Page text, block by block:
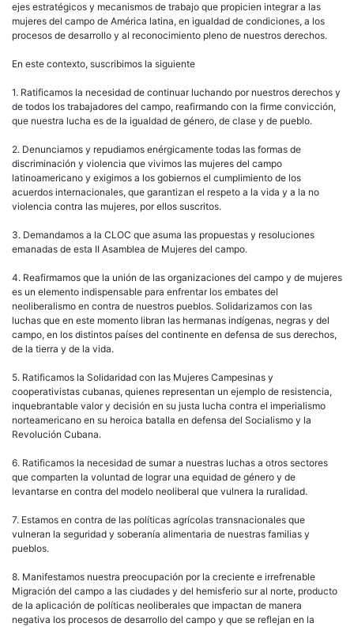
ejes estratégicos y mecanismos de trabajo que propicien integrar a las
mujeres del campo de América latina, en igualdad de condiciones, a los
procesos de desarrollo y al reconocimiento pleno de nuestros derechos.
En este contexto, suscribimos la siguiente
1. Ratificamos la necesidad de continuar luchando por nuestros derechos y
de todos los trabajadores del campo, reafirmando con la firme convicción,
que nuestra lucha es de la igualdad de género, de clase y de pueblo.
2. Denunciamos y repudiamos enérgicamente todas las formas de
discriminación y violencia que vivimos las mujeres del campo
latinoamericano y exigimos a los gobiernos el cumplimiento de los
acuerdos internacionales, que garantizan el respeto a la vida y a la no
violencia contra las mujeres, por ellos suscritos.
3. Demandamos a la CLOC que asuma las propuestas y resoluciones
emanadas de esta II Asamblea de Mujeres del campo.
4. Reafirmamos que la unión de las organizaciones del campo y de mujeres
es un elemento indispensable para enfrentar los embates del
neoliberalismo en contra de nuestros pueblos. Solidarizamos con las
luchas que en este momento libran las hermanas indígenas, negras y del
campo, en los distintos países del continente en defensa de sus derechos,
de la tierra y de la vida.
5. Ratificamos la Solidaridad con las Mujeres Campesinas y
cooperativistas cubanas, quienes representan un ejemplo de resistencia,
inquebrantable valor y decisión en su justa lucha contra el imperialismo
norteamericano en su heroica batalla en defensa del Socialismo y la
Revolución Cubana.
6. Ratificamos la necesidad de sumar a nuestras luchas a otros sectores
que comparten la voluntad de lograr una equidad de género y de
levantarse en contra del modelo neoliberal que vulnera la ruralidad.
7. Estamos en contra de las políticas agrícolas transnacionales que
vulneran la seguridad y soberanía alimentaria de nuestras familias y
pueblos.
8. Manifestamos nuestra preocupación por la creciente e irrefrenable
Migración del campo a las ciudades y del hemisferio sur al norte, producto
de la aplicación de políticas neoliberales que impactan de manera
negativa los procesos de desarrollo del campo y que se reflejan en la